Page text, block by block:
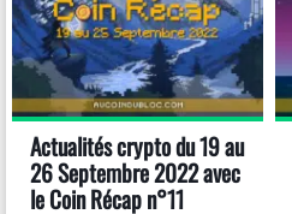
Actualités crypto du 19 au
26 Septembre 2022 avec
le Coin Récap n°11